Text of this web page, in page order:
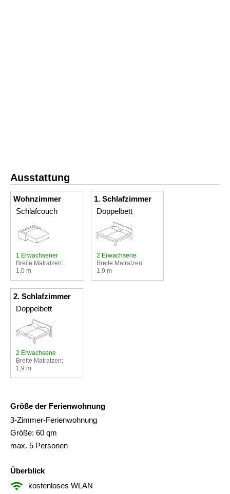
Ausstattung
Wohnzimmer
Schlafcouch
1 Erwachsener
Breite Matratzen:
1,0 m
1. Schlafzimmer
Doppelbett
2 Erwachsene
Breite Matratzen:
1,9 m
2. Schlafzimmer
Doppelbett
2 Erwachsene
Breite Matratzen:
1,9 m
Größe der Ferienwohnung
3-Zimmer-Ferienwohnung
Größe: 60 qm
max. 5 Personen
Überblick
kostenloses WLAN